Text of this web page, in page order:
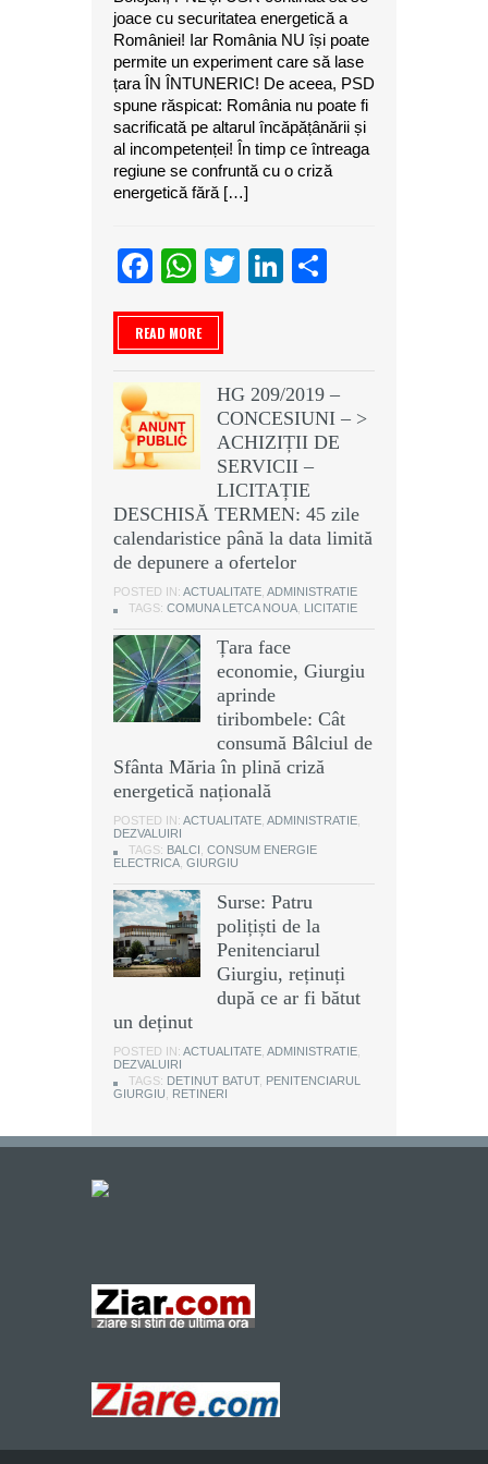
joace cu securitatea energetică a
României! Iar România NU își poate
permite un experiment care să lase
țara ÎN ÎNTUNERIC! De aceea, PSD
spune răspicat: România nu poate fi
sacrificată pe altarul încăpățânării și
al incompetenței! În timp ce întreaga
regiune se confruntă cu o criză
energetică fără […]
Facebook
WhatsApp
TwitterLinkedIn
READ MORE
HG 209/2019 –
CONCESIUNI – >
ACHIZIȚII DE
SERVICII –
LICITAȚIE
DESCHISĂ TERMEN: 45 zile
calendaristice până la data limită
de depunere a ofertelor
POSTED IN: ACTUALITATE ADMINISTRATIE
TAGS: COMUNA LETCA NOUA LICITATIE
Țara face
economie, Giurgiu
aprinde
tiribombele: Cât
consumă Bâlciul de
Sfânta Măria în plină criză
energetică națională
POSTED IN: ACTUALITATE ADMINISTRATIE
DEZVALUIRI
TAGS: BALCI CONSUM ENERGIE
ELECTRICA GIURGIU
Surse: Patru
polițiști de la
Penitenciarul
Giurgiu, reținuți
după ce ar fi bătut
un deținut
POSTED IN: ACTUALITATE ADMINISTRATIE
DEZVALUIRI
TAGS: DETINUT BATUT, PENITENCIARUL
GIURGIU
RETINERI